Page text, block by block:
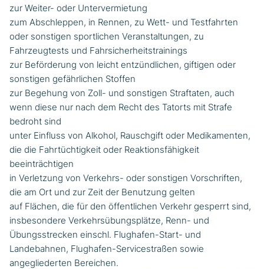
zur Weiter- oder Untervermietung
zum Abschleppen, in Rennen, zu Wett- und Testfahrten
oder sonstigen sportlichen Veranstaltungen, zu
Fahrzeugtests und Fahrsicherheitstrainings
zur Beförderung von leicht entzündlichen, giftigen oder
sonstigen gefährlichen Stoffen
zur Begehung von Zoll- und sonstigen Straftaten, auch
wenn diese nur nach dem Recht des Tatorts mit Strafe
bedroht sind
unter Einfluss von Alkohol, Rauschgift oder Medikamenten,
die die Fahrtüchtigkeit oder Reaktionsfähigkeit
beeinträchtigen
in Verletzung von Verkehrs- oder sonstigen Vorschriften,
die am Ort und zur Zeit der Benutzung gelten
auf Flächen, die für den öffentlichen Verkehr gesperrt sind,
insbesondere Verkehrsübungsplätze, Renn- und
Übungsstrecken einschl. Flughafen-Start- und
Landebahnen, Flughafen-Servicestraßen sowie
angegliederten Bereichen.